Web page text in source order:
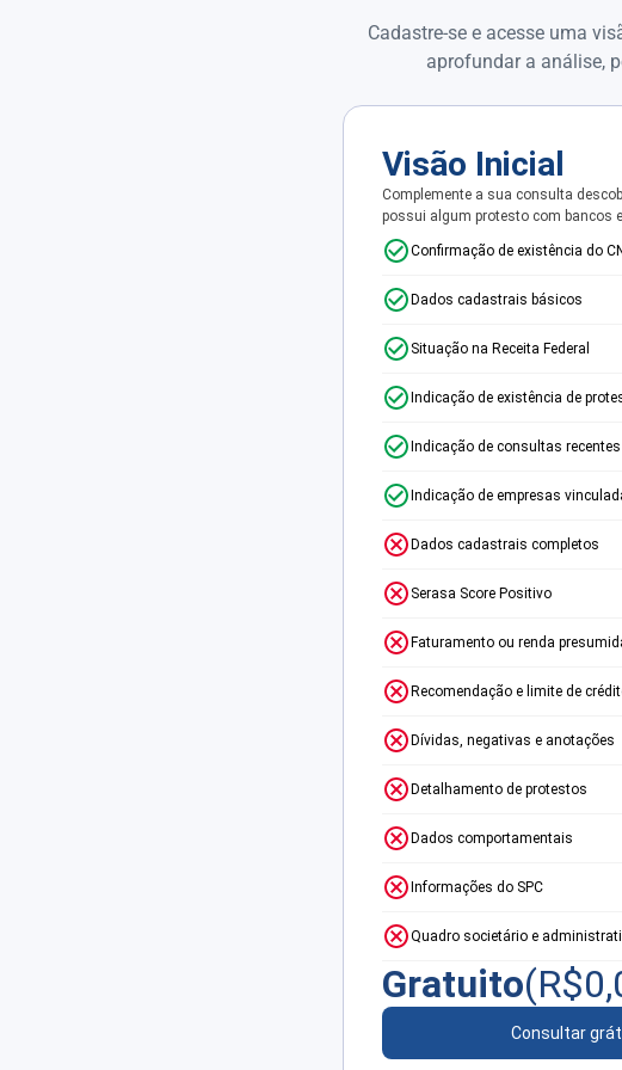
Cadastre-se e acesse uma
aprofundar a análise,
Visão Inicial
Complemente a sua consulta
possui algum protesto com bancos
Confirmação de existência do
Dados cadastrais básicos
Situação na Receita Federal
Indicação de existência de
Indicação de consultas recentes
Indicação de empresas
Dados cadastrais completos
Serasa Score Positivo
Faturamento ou renda
Recomendação e limite de
Dívidas, negativas e anotações
Detalhamento de protestos
Dados comportamentais
Informações do SPC
Quadro societário e
Gratuito(R$
Consultar